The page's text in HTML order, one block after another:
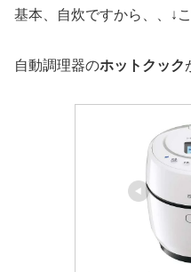
基本、自炊ですから、、↓
自動調理器のホットクック